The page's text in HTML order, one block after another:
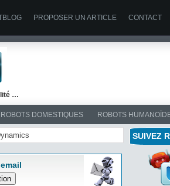
PROPOSER UN ARTICLE CONTACT
…
ROBOTS DOMESTIQUES ROBOTS
SUIVEZ